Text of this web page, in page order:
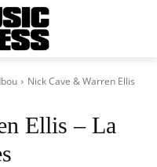
Nick Cave & Warren Ellis
Ellis – La